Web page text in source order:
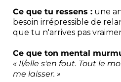
Ce que tu ressens : une
besoin irrépressible de
que tu n'arrives pas
Ce que ton mental
« Il/elle s'en fout. Tout le
me laisser. »